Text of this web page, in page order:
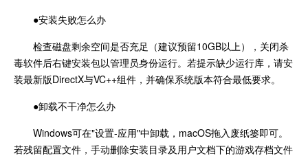
●安装失败怎么办
检查磁盘剩余空间是否充足（建议预留10GB以上），关闭杀
毒软件后右键安装包以管理员身份运行。若提示缺少运行库，请安
装最新版DirectX与VC++组件，并确保系统版本符合最低要求。
●卸载不干净怎么办
Windows可在"设置-应用"中卸载，macOS拖入废纸篓即可。
若残留配置文件，手动删除安装目录及用户文档下的游戏存档文件